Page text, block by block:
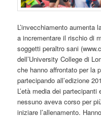
L’invecchiamento aumenta
a incrementare il rischio di
soggetti peraltro sani
dell’University College di
che hanno affrontato per la
partecipando all’edizione
L’età media dei
nessuno aveva corso per
iniziare l’allenamento.